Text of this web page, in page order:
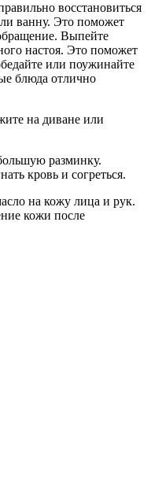
восстановиться
ванну. Это поможет
Выпейте
настоя. Это поможет
или поужинайте
блюда отлично
на диване или
разминку.
кровь и согреться.
на кожу лица и рук.
кожи после